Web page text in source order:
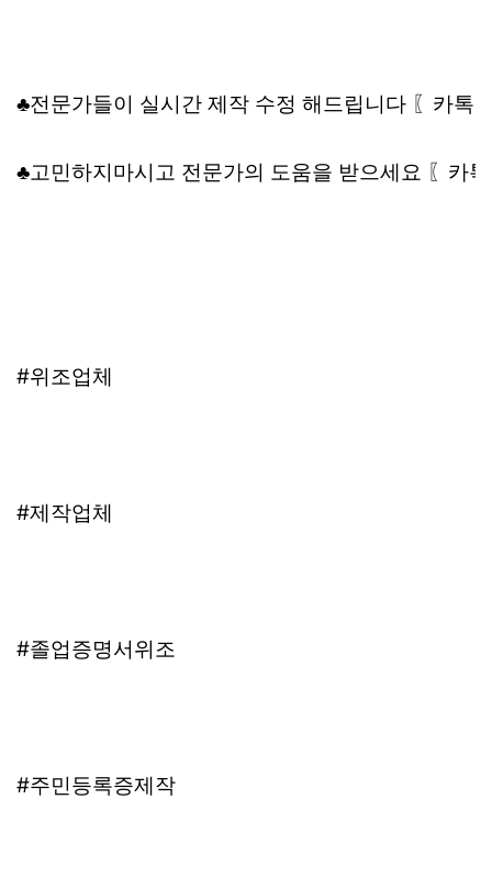
♣전문가들이 실시간 제작 수정 해드립니다 〖카
♣고민하지마시고 전문가의 도움을 받으세요 〖
#위조업체
#제작업체
#졸업증명서위조
#주민등록증제작